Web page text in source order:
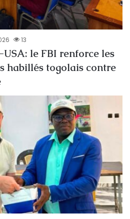
13
le FBI renforce les
habillés togolais contre